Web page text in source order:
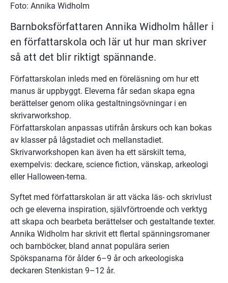
Foto: Annika Widholm
Barnboksförfattaren Annika Widholm håller i
en författarskola och lär ut hur man skriver
så att det blir riktigt spännande.
Författarskolan inleds med en föreläsning om hur ett
manus är uppbyggt. Eleverna får sedan skapa egna
berättelser genom olika gestaltningsövningar i en
skrivarworkshop.
Författarskolan anpassas utifrån årskurs och kan bokas
av klasser på lågstadiet och mellanstadiet.
Skrivarworkshopen kan även ha ett särskilt tema,
exempelvis: deckare, science fiction, vänskap, arkeologi
eller Halloween-tema.
Syftet med författarskolan är att väcka läs- och skrivlust
och ge eleverna inspiration, självförtroende och verktyg
att skapa och bearbeta berättelser och gestaltande texter.
Annika Widholm har skrivit ett flertal spänningsromaner
och barnböcker, bland annat populära serien
Spökspanarna för ålder 6–9 år och arkeologiska
deckaren Stenkistan 9–12 år.